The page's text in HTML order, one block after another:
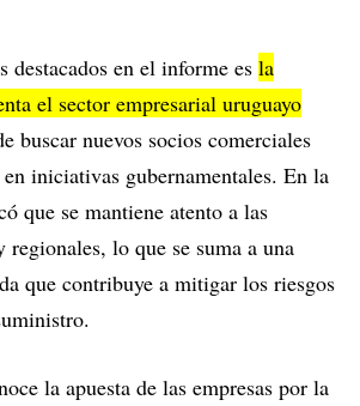
destacados en el informe es la
el sector empresarial uruguayo
buscar nuevos socios comerciales
iniciativas gubernamentales. En la
que se mantiene atento a las
regionales, lo que se suma a una
que contribuye a mitigar los riesgos
la apuesta de las empresas por la